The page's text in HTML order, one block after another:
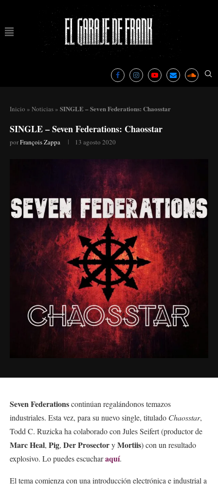
Inicio » Noticias » SINGLE – Seven Federations: Chaosstar
SINGLE – Seven Federations: Chaosstar
porFrançois Zappa 13 agosto 2020
Seven Federationscontinúan regalándonos temazos
industriales. Esta vez, para su nuevo single, titulado Chaosstar,
Todd C. Ruzicka ha colaborado con Jules Seifert (productor de
Marc Heal, Pig, Der ProsectoryMortiis) con un resultado
explosivo. Lo puedes escucharaquí.
El tema comienza con una introducción electrónica e industrial a